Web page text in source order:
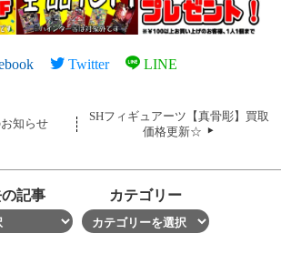
Twitter LINE
知らせ
SHフィギュアーツ【真骨彫】買取
価格更新☆
記事 カテゴリー